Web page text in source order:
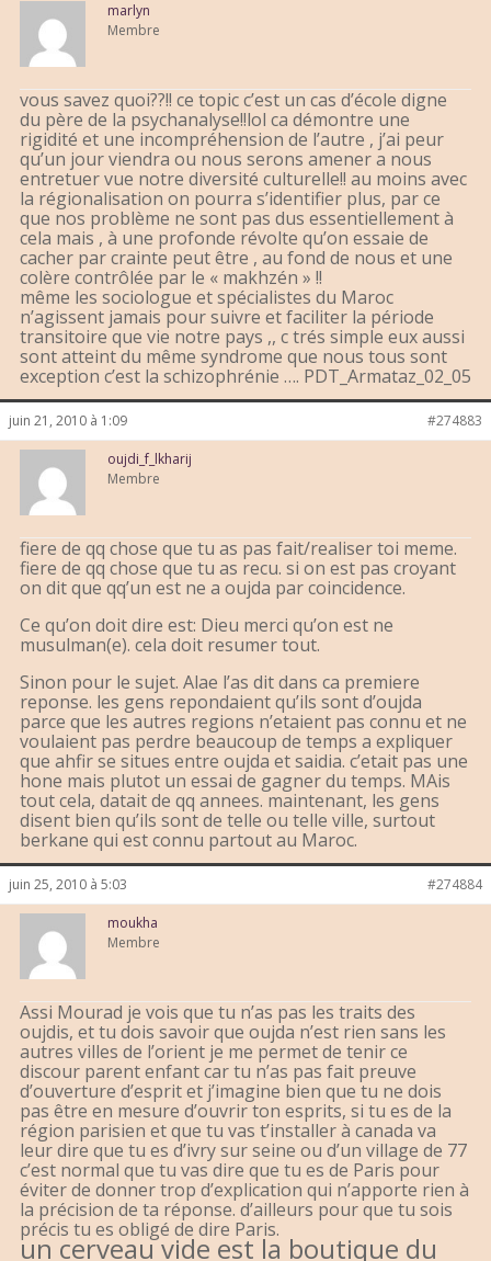
marlyn
Membre
vous savez quoi??!! ce topic c’est un cas d’école digne
du père de la psychanalyse!!lol ca démontre une
rigidité et une incompréhension de l’autre , j’ai peur
qu’un jour viendra ou nous serons amener a nous
entretuer vue notre diversité culturelle!! au moins avec
la régionalisation on pourra s’identifier plus, par ce
que nos problème ne sont pas dus essentiellement à
cela mais , à une profonde révolte qu’on essaie de
cacher par crainte peut être , au fond de nous et une
colère contrôlée par le « makhzén » !!
même les sociologue et spécialistes du Maroc
n’agissent jamais pour suivre et faciliter la période
transitoire que vie notre pays ,, c trés simple eux aussi
sont atteint du même syndrome que nous tous sont
exception c’est la schizophrénie …. PDT_Armataz_02_05
juin 21, 2010 à 1:09 #274883
oujdi_f_lkharij
Membre
fiere de qq chose que tu as pas fait/realiser toi meme.
fiere de qq chose que tu as recu. si on est pas croyant
on dit que qq’un est ne a oujda par coincidence.
Ce qu’on doit dire est: Dieu merci qu’on est ne
musulman(e). cela doit resumer tout.
Sinon pour le sujet. Alae l’as dit dans ca premiere
reponse. les gens repondaient qu’ils sont d’oujda
parce que les autres regions n’etaient pas connu et ne
voulaient pas perdre beaucoup de temps a expliquer
que ahfir se situes entre oujda et saidia. c’etait pas une
hone mais plutot un essai de gagner du temps. MAis
tout cela, datait de qq annees. maintenant, les gens
disent bien qu’ils sont de telle ou telle ville, surtout
berkane qui est connu partout au Maroc.
juin 25, 2010 à 5:03 #274884
moukha
Membre
Assi Mourad je vois que tu n’as pas les traits des
oujdis, et tu dois savoir que oujda n’est rien sans les
autres villes de l’orient je me permet de tenir ce
discour parent enfant car tu n’as pas fait preuve
d’ouverture d’esprit et j’imagine bien que tu ne dois
pas être en mesure d’ouvrir ton esprits, si tu es de la
région parisien et que tu vas t’installer à canada va
leur dire que tu es d’ivry sur seine ou d’un village de 77
c’est normal que tu vas dire que tu es de Paris pour
éviter de donner trop d’explication qui n’apporte rien à
la précision de ta réponse. d’ailleurs pour que tu sois
précis tu es obligé de dire Paris.
un cerveau vide est la boutique du